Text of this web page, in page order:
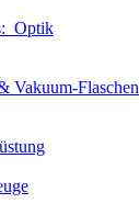
Optik
Vakuum-Flaschen